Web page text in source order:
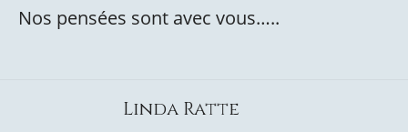
Nos pensées sont avec vous…..
Linda Ratte